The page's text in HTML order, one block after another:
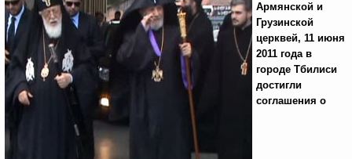
Армянской и
Грузинской
церквей, 11 июня
2011 года в
городе Тбилиси
достигли
соглашения о